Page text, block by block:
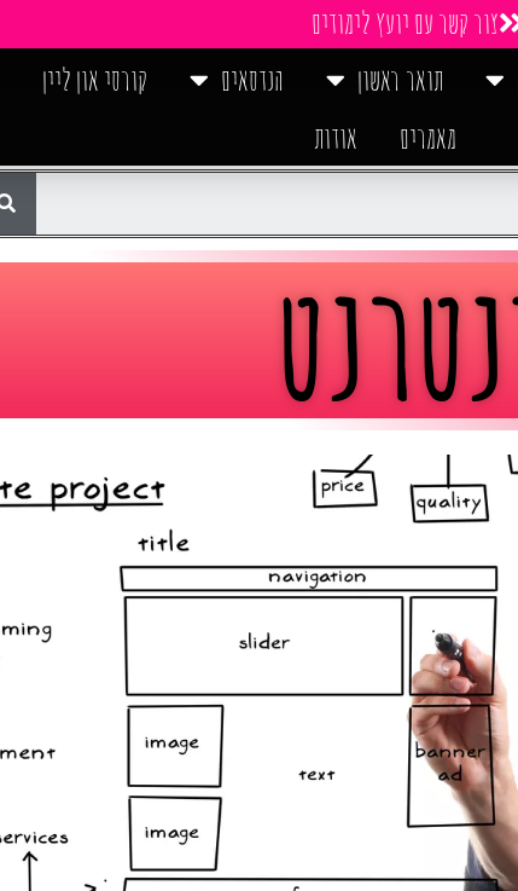
צור קשר עם יועץ לימודים
תואר ראשון הנדסאים קורסי און ליין
מאמרים
אודות